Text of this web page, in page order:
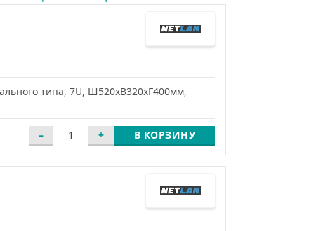
типа, 7U, Ш520хВ320хГ400мм,
В КОРЗИНУ